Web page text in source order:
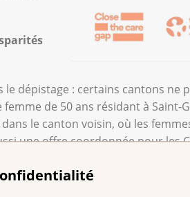
le dépistage : certains cantons
de 50 ans résidant à
le canton voisin, où les
une offre coordonnée pour les